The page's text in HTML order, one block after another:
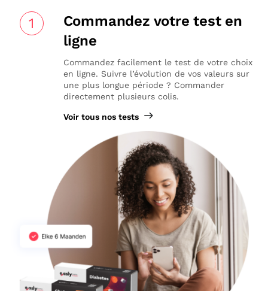
1
Commandez votre test en
ligne
Commandez facilement le test de votre choix
en ligne. Suivre l’évolution de vos valeurs sur
une plus longue période ? Commander
directement plusieurs colis.
Voir tous nos tests